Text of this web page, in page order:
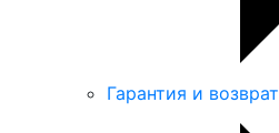
Гарантия и возврат